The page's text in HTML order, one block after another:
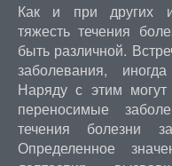
Как и при других
тяжесть течения
быть различной.
заболевания,
Наряду с этим
переносимые
течения болезни
Определенное